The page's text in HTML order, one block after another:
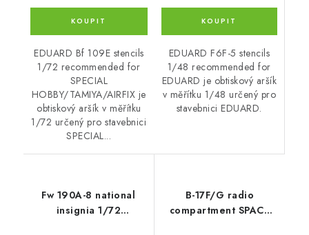
EDUARD Bf 109E stencils
1/72 recommended for
SPECIAL
HOBBY/TAMIYA/AIRFIX je
obtiskový aršík v měřítku
1/72 určený pro stavebnici
SPECIAL...
EDUARD F6F-5 stencils
1/48 recommended for
EDUARD je obtiskový aršík
v měřítku 1/48 určený pro
stavebnici EDUARD.
Fw 190A-8 national
insignia 1/72
B-17F/G radio
compartment SPACE